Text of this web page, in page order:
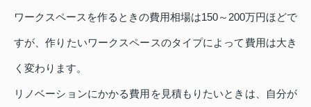
ワークスペースを作るときの費用相場は150～200万円ほどで
すが、作りたいワークスペースのタイプによって費用は大き
く変わります。
リノベーションにかかる費用を見積もりたいときは、自分が